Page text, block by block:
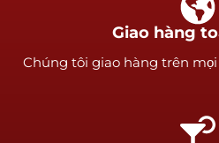
Giao hàng
Chúng tôi giao hàng trên